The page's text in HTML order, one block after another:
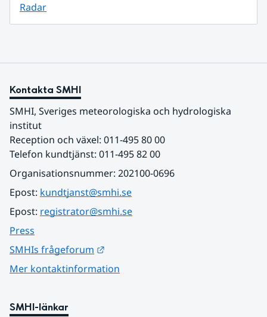
Radar
Kontakta SMHI
SMHI, Sveriges meteorologiska och hydrologiska
institut
Reception och växel: 011-495 80 00
Telefon kundtjänst: 011-495 82 00
Organisationsnummer: 202100-0696
Epost: kundtjanst@smhi.se
Epost: registrator@smhi.se
Press
SMHIs frågeforum
Mer kontaktinformation
SMHI-länkar